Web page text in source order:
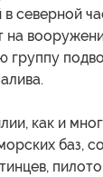
северной
на
группу
как и
баз,